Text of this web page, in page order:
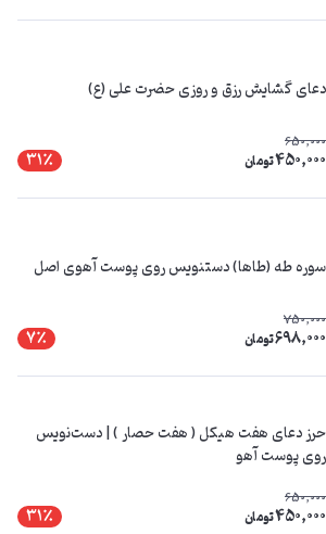
دعای گشایش رزق و روزی حضرت علی (ع)
650,000
450,000تومان 31٪
سوره طه (طاها) دستنویس روی پوست آهوی اصل
750,000
698,000تومان 7٪
حرز دعای هفت هیکل ( هفت حصار ) | دست‌نویس
روی پوست آهو
650,000
450,000تومان 31٪